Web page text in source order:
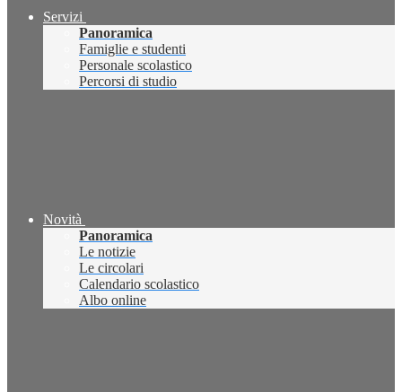
Servizi
Panoramica
Famiglie e studenti
Personale scolastico
Percorsi di studio
Novità
Panoramica
Le notizie
Le circolari
Calendario scolastico
Albo online